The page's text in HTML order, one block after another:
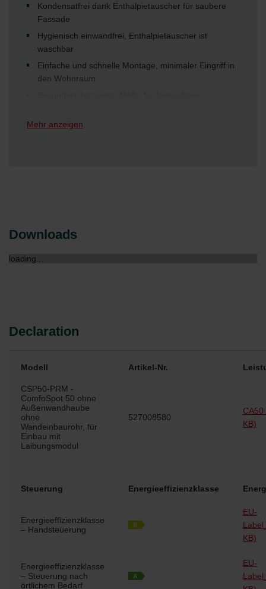
Kondensatfrei dank Enthalpietauscher für saubere
Fassade
Hygienisch einwandfrei, Enthalpietauscher ist
waschbar
Einfache und schnelle Montage, minimaler Eingriff in
den Wohnraum
Innen- und Außenhaube sind mit Farbe streichbar für
Maßgeschneiderter Bedienkomfort:
Schadstoff- und Emissionsgeprüft nach den Sentinel
Anforderungen an die Emission von Schadstoffen in
Mehr anzeigen
Downloads
loading...
Declaration
Modell Artikel-Nr.
CSP50-PRM -
ComfoSpot 50 ohne
Außenwandhaube
ohne
Wandeinbaurohr, für
Einbau mit
Laibungsmodul
527008580
KB)
Steuerung Energieeffizienzklasse
Energieeffizienzklasse
– Handsteuerung
EU-
KB)
Energieeffizienzklasse
– Steuerung nach
örtlichem Bedarf
EU-